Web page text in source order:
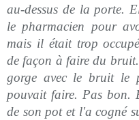
au-dessus de la porte.
le pharmacien pour
mais il était trop
de façon à faire du
gorge avec le bruit le
pouvait faire. Pas bon.
de son pot et l'a cogné